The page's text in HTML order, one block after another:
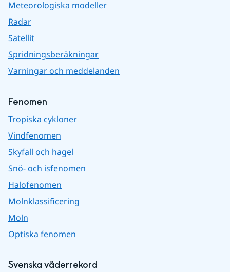
Meteorologiska modeller
Radar
Satellit
Spridningsberäkningar
Varningar och meddelanden
Fenomen
Tropiska cykloner
Vindfenomen
Skyfall och hagel
Snö- och isfenomen
Halofenomen
Molnklassificering
Moln
Optiska fenomen
Svenska väderrekord